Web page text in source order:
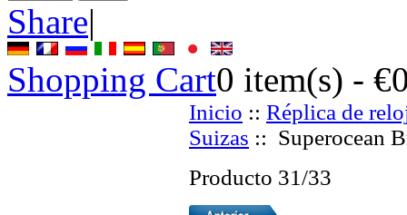
Share|
Shopping Cart0 item(s) -
Inicio :: Réplica de
Suizas :: Superocean
Producto 31/33